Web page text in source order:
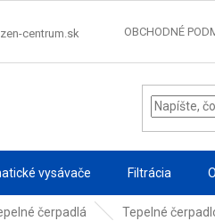
centrum.sk OBCHODNÉ
vysávače Filtrácia
čerpadlá Tepelné